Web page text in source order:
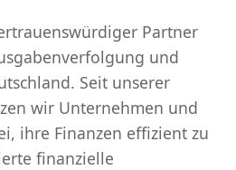
Partner
und
Seit unserer
wir Unternehmen und
ihre Finanzen effizient zu
finanzielle